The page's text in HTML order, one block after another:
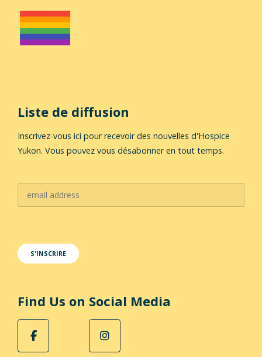
Liste de diffusion
Inscrivez-vous ici pour recevoir des nouvelles d'Hospice
Yukon. Vous pouvez vous désabonner en tout temps.
Find Us on Social Media